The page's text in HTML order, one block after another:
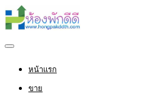
หน้าแรก
ขาย